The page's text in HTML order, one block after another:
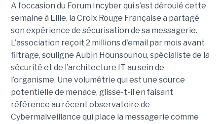
A l’occasion du Forum Incyber qui s’est déroulé cette
semaine à Lille, la Croix Rouge Française a partagé
son expérience de sécurisation de sa messagerie.
L’association reçoit 2 millions d'email par mois avant
filtrage, souligne Aubin Hounsounou, spécialiste de la
sécurité et de l’architecture IT au sein de
l’organisme. Une volumétrie qui est une source
potentielle de menace, glisse-t-il en faisant
référence au récent observatoire de
Cybermalveillance qui place la messagerie comme